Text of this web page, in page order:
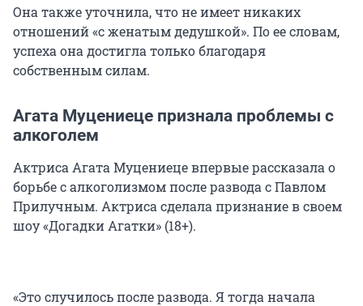
Она также уточнила, что не имеет никаких
отношений «с женатым дедушкой». По ее словам,
успеха она достигла только благодаря
собственным силам.
Агата Муцениеце признала проблемы с
алкоголем
Актриса Агата Муцениеце впервые рассказала о
борьбе с алкоголизмом после развода с Павлом
Прилучным. Актриса сделала признание в своем
шоу «Догадки Агатки» (18+).
«Это случилось после развода. Я тогда начала